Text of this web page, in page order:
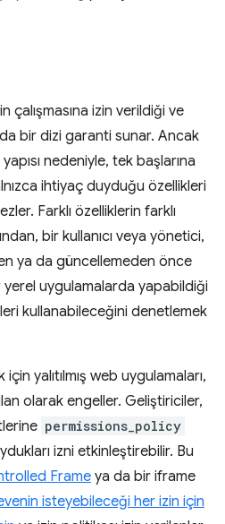
çalışmasına izin verildiği ve
bir dizi garanti sunar. Ancak
nedeniyle, tek başlarına
ihtiyaç duyduğu özellikleri
Farklı özelliklerin farklı
bir kullanıcı veya yönetici,
ya da güncellemeden önce
uygulamalarda yapabildiği
kullanabileceğini denetlemek
yalıtılmış web uygulamaları,
olarak engeller. Geliştiriciler,
permissions_policy
izni etkinleştirebilir. Bu
Frame ya da bir iframe
isteyebileceği her izin için